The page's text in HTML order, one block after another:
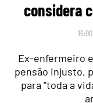
considera
Ex-enfermeiro
pensão injusto,
para "toda a